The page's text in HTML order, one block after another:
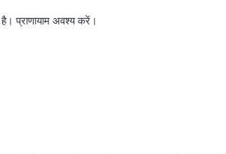
प्राणायाम अवश्य करें।